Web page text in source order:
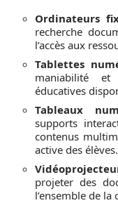
Ordinateurs
recherche
l’accès aux
Tablettes
maniabilité
éducatives
Tableaux
supports
contenus
active des élèves.
projeter des
l’ensemble de la